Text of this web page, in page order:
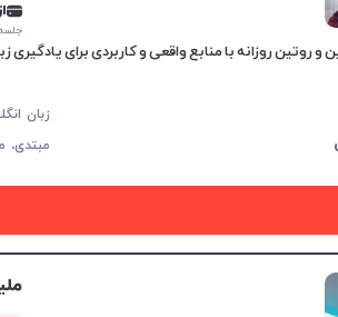
از
جلسه ۱
و روتین روزانه با منابع واقعی و کاربردی برای
مبتدی،